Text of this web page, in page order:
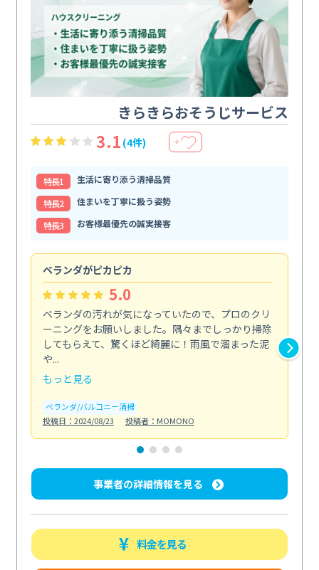
きらきらおそうじサービス
3.1 (4件) ＋
特⻑1
生活に寄り添う清掃品質
特⻑2
住まいを丁寧に扱う姿勢
特⻑3
お客様最優先の誠実接客
ベランダがピカピカ
5.0
ベランダの汚れが気になっていたので、プロのクリ
ーニングをお願いしました。隅々までしっかり掃除
してもらえて、驚くほど綺麗に！雨風で溜まった泥
や...
もっと見る
ベランダ/バルコニー清掃
投稿日：2024/08/23
投稿者：MOMONO
事業者の詳細情報を見る
料金を見る